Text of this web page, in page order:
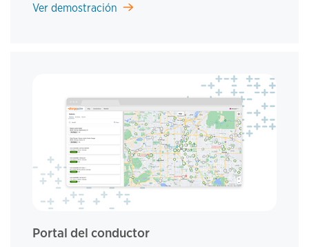
Ver demostración
Portal del conductor